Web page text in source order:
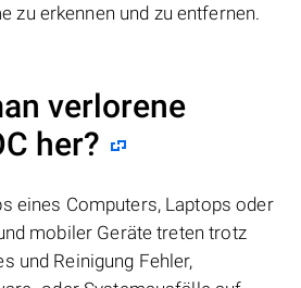
zu erkennen und zu entfernen.
verlorene
her?
eines Computers, Laptops oder
mobiler Geräte treten trotz
und Reinigung Fehler,